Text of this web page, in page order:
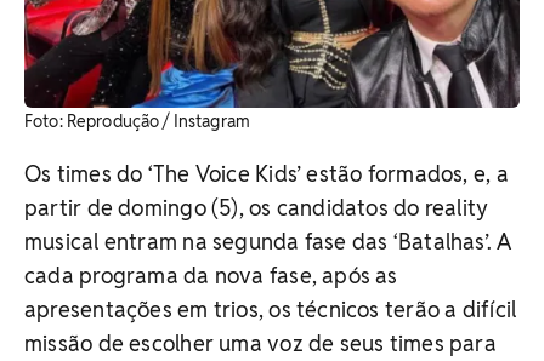
Foto: Reprodução / Instagram
Os times do ‘The Voice Kids’ estão formados, e, a
partir de domingo (5), os candidatos do reality
musical entram na segunda fase das ‘Batalhas’. A
cada programa da nova fase, após as
apresentações em trios, os técnicos terão a difícil
missão de escolher uma voz de seus times para